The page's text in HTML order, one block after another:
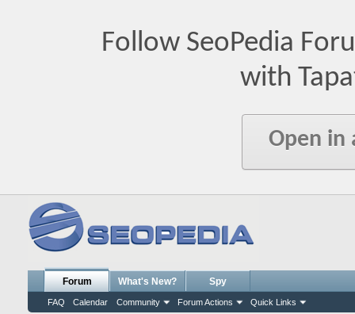
Follow SeoPedia
with
Open in
Forum
FAQ Calendar Community Forum Actions Quick Links
What's New? Spy